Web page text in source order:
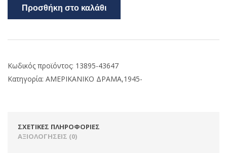
Προσθήκη στο καλάθι
Κωδικός προϊόντος: 13895-43647
Κατηγορία: ΑΜΕΡΙΚΑΝΙΚΟ ΔΡΑΜΑ,1945-
ΣΧΕΤΙΚΈΣ ΠΛΗΡΟΦΟΡΊΕΣ
ΑΞΙΟΛΟΓΉΣΕΙΣ (0)